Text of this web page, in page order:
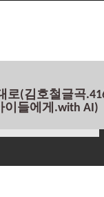
로(김호철글곡
이들에게.with AI)